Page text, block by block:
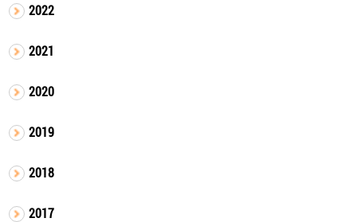
2022
2021
2020
2019
2018
2017